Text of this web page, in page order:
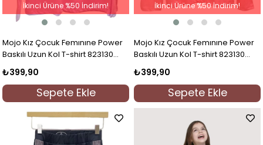
Mojo Kız Çocuk Femınıne Power
Baskılı Uzun Kol T-shirt 823130
Mor
₺399,90
Sepete Ekle
İkinci Ürüne %50 İndirim!
Mojo Kız Çocuk Femınıne Power
Baskılı Uzun Kol T-shirt 823130
Pembe
₺399,90
Sepete Ekle
İkinci Ürüne %50 İndirim!